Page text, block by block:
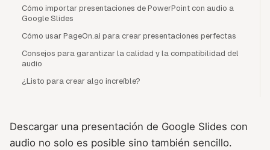
Cómo importar presentaciones de PowerPoint con audio a
Google Slides
Cómo usar PageOn.ai para crear presentaciones perfectas
Consejos para garantizar la calidad y la compatibilidad del
audio
¿Listo para crear algo increíble?
Descargar una presentación de Google Slides con
audio no solo es posible sino también sencillo.